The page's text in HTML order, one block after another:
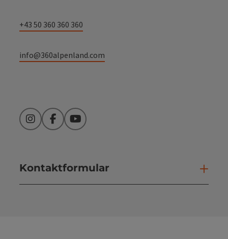
+43 50 360 360 360
info@360alpenland.com
InstagramFacebookYouTube
Kontaktformular